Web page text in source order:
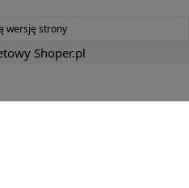
wersję strony
Shoper.pl